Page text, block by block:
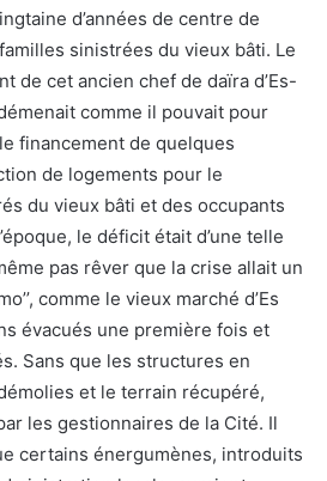
d’années de centre de
sinistrées du vieux bâti. Le
de cet ancien chef de daïra d’Es-
comme il pouvait pour
financement de quelques
de logements pour le
du vieux bâti et des occupants
le déficit était d’une telle
pas rêver que la crise allait un
comme le vieux marché d’Es
évacués une première fois et
Sans que les structures en
et le terrain récupéré,
les gestionnaires de la Cité. Il
certains énergumènes, introduits